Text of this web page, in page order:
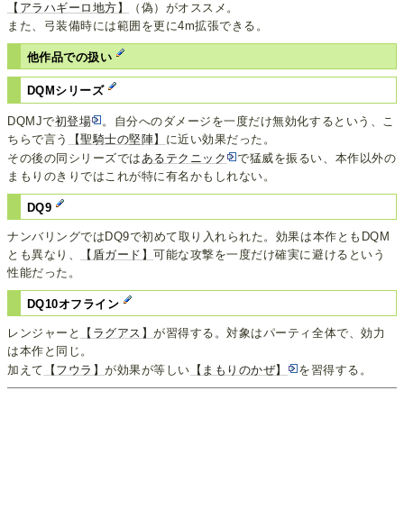
【アラハギーロ地方】
（偽）がオススメ。
また、弓装備時には範囲を更に4m拡張できる。
他作品での扱い
DQMシリーズ
DQMJで初登場
。自分へのダメージを一度だけ無効化するという、こ
ちらで言う
【聖騎士の堅陣】 に近い効果だった。
その後の同シリーズでは あるテクニック
で猛威を振るい、本作以外の
まもりのきりではこれが特に有名かもしれない。
DQ9
ナンバリングではDQ9で初めて取り入れられた。効果は本作ともDQM
とも異なり、
【盾ガード】可能な攻撃を一度だけ確実に避けるという
性能だった。
DQ10オフライン
レンジャーと 【ラグアス】が習得する。対象はパーティ全体で、効力
は本作と同じ。
加えて
【フウラ】が効果が等しい 【まもりのかぜ】 を習得する。